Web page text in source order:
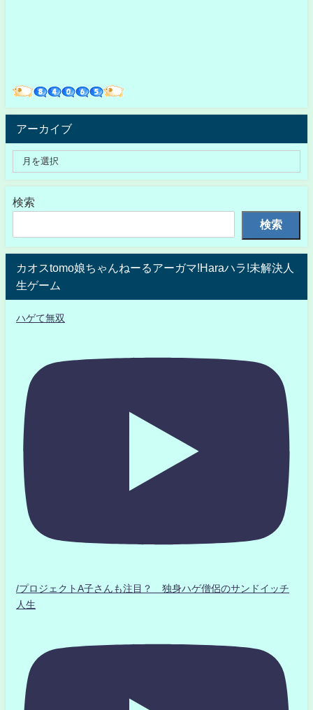
アーカイブ
検索
検索
カオスtomo娘ちゃんねーるアーガマ!Haraハラ!未解決人
生ゲーム
ハゲて無双
/プロジェクトA子さんも注目？ 独身ハゲ僧侶のサンドイッチ
人生